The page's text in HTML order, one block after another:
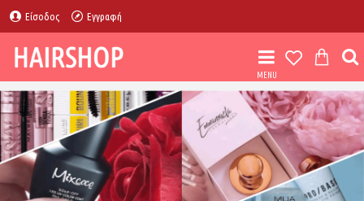
Είσοδος Εγγραφή